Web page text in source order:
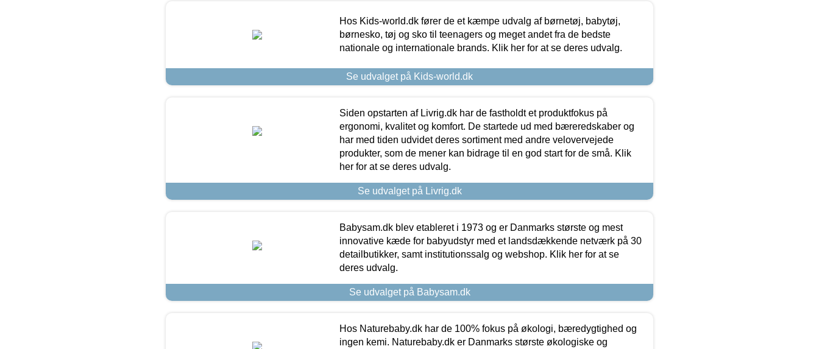
Hos Kids-world.dk fører de et kæmpe udvalg af børnetøj, babytøj,
børnesko, tøj og sko til teenagers og meget andet fra de bedste
nationale og internationale brands. Klik her for at se deres udvalg.
Se udvalget på Kids-world.dk
Siden opstarten af Livrig.dk har de fastholdt et produktfokus på
ergonomi, kvalitet og komfort. De startede ud med bæreredskaber og
har med tiden udvidet deres sortiment med andre velovervejede
produkter, som de mener kan bidrage til en god start for de små. Klik
her for at se deres udvalg.
Se udvalget på Livrig.dk
Babysam.dk blev etableret i 1973 og er Danmarks største og mest
innovative kæde for babyudstyr med et landsdækkende netværk på 30
detailbutikker, samt institutionssalg og webshop. Klik her for at se
deres udvalg.
Se udvalget på Babysam.dk
Hos Naturebaby.dk har de 100% fokus på økologi, bæredygtighed og
ingen kemi. Naturebaby.dk er Danmarks største økologiske og